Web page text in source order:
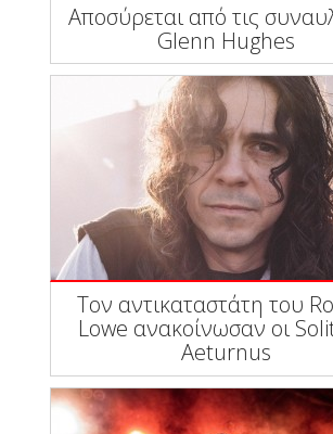
Αποσύρεται από τις
Glenn Hughes
Τον αντικαταστάτη του
Lowe ανακοίνωσαν οι
Aeturnus